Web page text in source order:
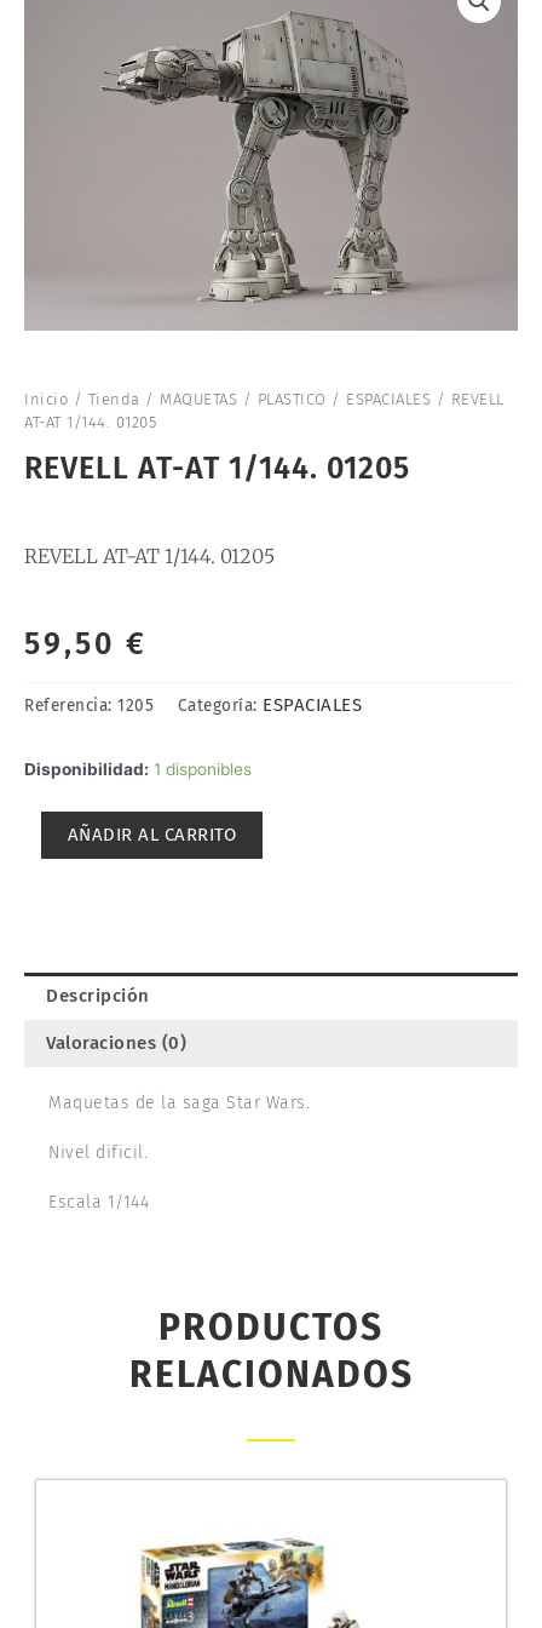
Inicio / Tienda / MAQUETAS / PLASTICO / ESPACIALES / REVELL
AT-AT 1/144. 01205
REVELL AT-AT 1/144. 01205
REVELL AT-AT 1/144. 01205
59,50 €
Referencia: 1205 Categoría: ESPACIALES
Disponibilidad: 1 disponibles
REVELL
AÑADIR AL CARRITO
Descripción
Valoraciones (0)
Maquetas de la saga Star Wars.
Nivel dificil.
Escala 1/144
PRODUCTOS
RELACIONADOS